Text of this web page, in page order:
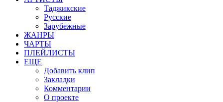
Таджикские
Русские
Зарубежные
ЖАНРЫ
ЧАРТЫ
ПЛЕЙЛИСТЫ
ЕЩЕ
Добавить клип
Закладки
Комментарии
О проекте